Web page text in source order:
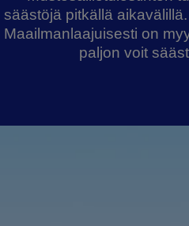
säästöjä pitkällä
Maailmanlaajuisesti on
paljon voit